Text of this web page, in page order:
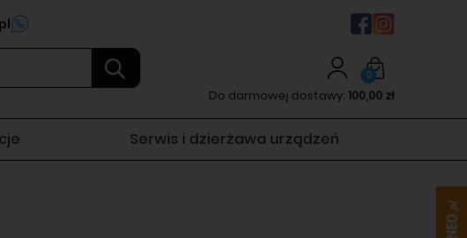
0
Do darmowej dostawy: 100,00 zł
Serwis i dzierżawa urządzeń